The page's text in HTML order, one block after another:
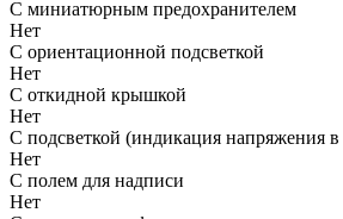
С миниатюрным предохранителем
Нет
С ориентационной подсветкой
Нет
С откидной крышкой
Нет
С подсветкой (индикация напряжения в
Нет
С полем для надписи
Нет